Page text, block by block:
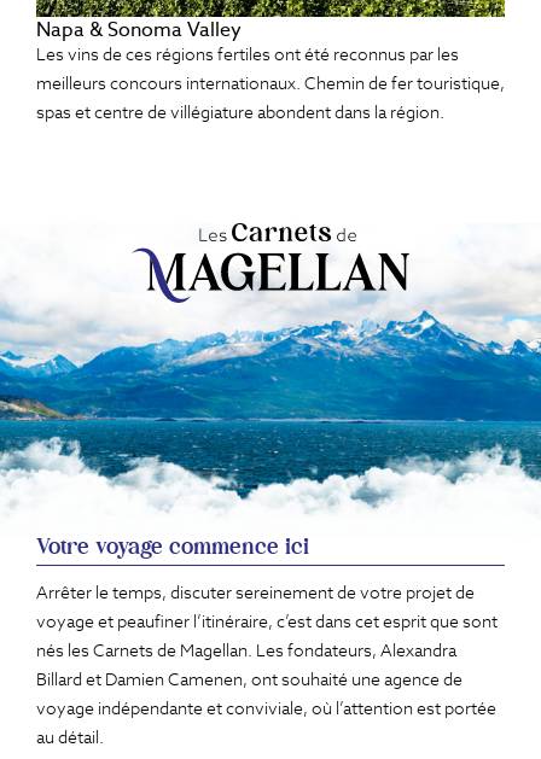
Napa & Sonoma Valley
Les vins de ces régions fertiles ont été reconnus par les
meilleurs concours internationaux. Chemin de fer touristique,
spas et centre de villégiature abondent dans la région.
Votre voyage commence ici
Arrêter le temps, discuter sereinement de votre projet de
voyage et peaufiner l’itinéraire, c’est dans cet esprit que sont
nés les Carnets de Magellan. Les fondateurs, Alexandra
Billard et Damien Camenen, ont souhaité une agence de
voyage indépendante et conviviale, où l’attention est portée
au détail.